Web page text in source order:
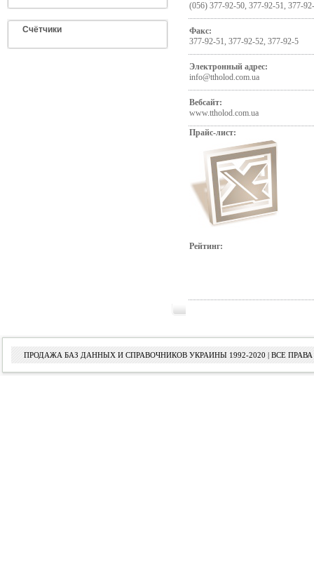
Счётчики
(056) 377-92-50, 377-92-51, 377-
Факс:
377-92-51, 377-92-52, 377-92-5
Электронный адрес:
info@ttholod.com.ua
Вебсайт:
www.ttholod.com.ua
Прайс-лист:
Рейтинг:
ПРОДАЖА БАЗ ДАННЫХ И СПРАВОЧНИКОВ УКРАИНЫ 1992-2020 | ВСЕ